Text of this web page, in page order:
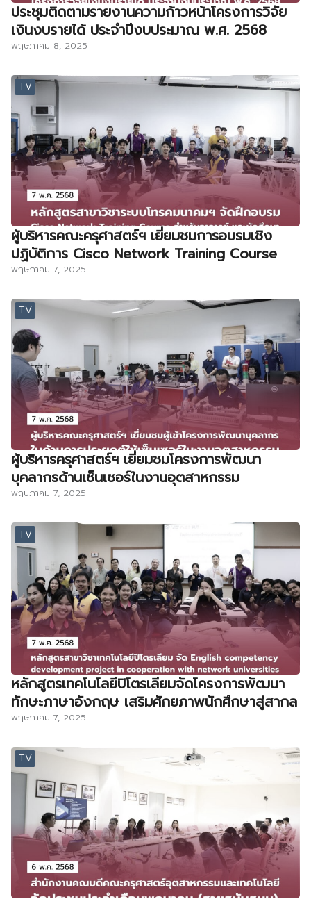
ประชุมติดตามรายงานความก้าวหน้าโครงการวิจัย
เงินงบรายได้ ประจำปีงบประมาณ พ.ศ. 2568
พฤษภาคม 8, 2025
TV
ผู้บริหารคณะครุศาสตร์ฯ เยี่ยมชมการอบรมเชิง
ปฏิบัติการ Cisco Network Training Course
พฤษภาคม 7, 2025
TV
ผู้บริหารครุศาสตร์ฯ เยี่ยมชมโครงการพัฒนา
บุคลากรด้านเซ็นเซอร์ในงานอุตสาหกรรม
พฤษภาคม 7, 2025
TV
หลักสูตรเทคโนโลยีปิโตรเลียมจัดโครงการพัฒนา
ทักษะภาษาอังกฤษ เสริมศักยภาพนักศึกษาสู่สากล
พฤษภาคม 7, 2025
TV